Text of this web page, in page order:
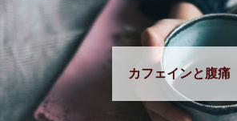
カフェインと腹痛